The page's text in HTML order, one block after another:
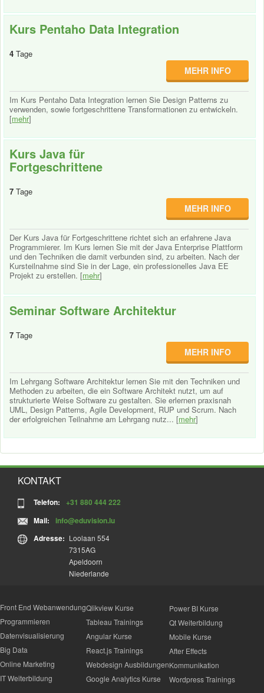
Kurs Pentaho Data Integration
4 Tage
MEHR INFO
Im Kurs Pentaho Data Integration lernen Sie Design Patterns zu
verwenden, sowie fortgeschrittene Transformationen zu entwickeln.
[mehr]
Kurs Java für
Fortgeschrittene
7 Tage
MEHR INFO
Der Kurs Java für Fortgeschrittene richtet sich an erfahrene Java
Programmierer. Im Kurs lernen Sie mit der Java Enterprise Plattform
und den Techniken die damit verbunden sind, zu arbeiten. Nach der
Kursteilnahme sind Sie in der Lage, ein professionelles Java EE
Projekt zu erstellen. [mehr]
Seminar Software Architektur
7 Tage
MEHR INFO
Im Lehrgang Software Architektur lernen Sie mit den Techniken und
Methoden zu arbeiten, die ein Software Architekt nutzt, um auf
strukturierte Weise Software zu gestalten. Sie erlernen praxisnah
UML, Design Patterns, Agile Development, RUP und Scrum. Nach
der erfolgreichen Teilnahme am Lehrgang nutz... [mehr]
KONTAKT
Telefon:
+31 880 444 222
Mail:
info@eduvision.lu
Adresse: Loolaan 554
7315AG
Apeldoorn
Niederlande
Front End Webanwendung
Programmieren
Datenvisualisierung
Big Data
Online Marketing
IT Weiterbildung
Qlikview Kurse
Tableau Trainings
Angular Kurse
React.js Trainings
Webdesign Ausbildungen
Google Analytics Kurse
Power BI Kurse
Qt Weiterbildung
Mobile Kurse
After Effects
Kommunikation
Wordpress Trainings